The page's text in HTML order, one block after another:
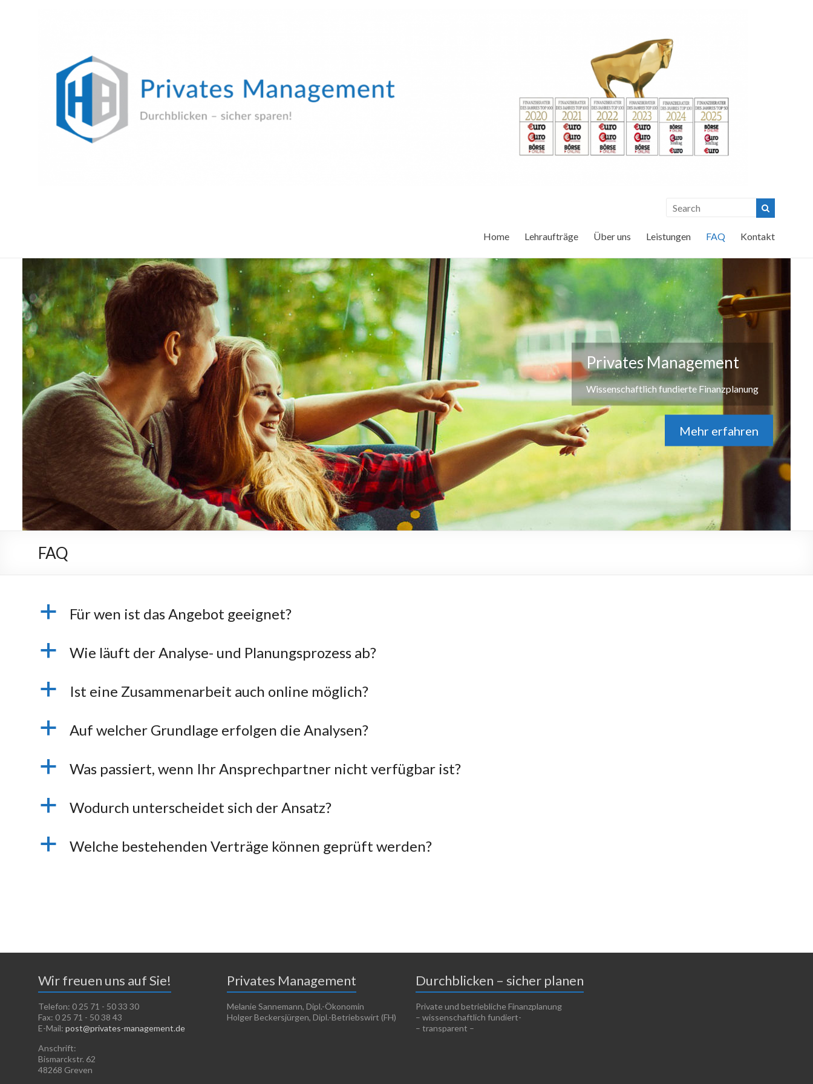
Home Lehraufträge Über uns Leistungen FAQ Kontakt
Privates Management
Wissenschaftlich fundierte Finanzplanung
Mehr erfahren
FAQ
a Für wen ist das Angebot geeignet?
a Wie läuft der Analyse- und Planungsprozess ab?
a Ist eine Zusammenarbeit auch online möglich?
a Auf welcher Grundlage erfolgen die Analysen?
a Was passiert, wenn Ihr Ansprechpartner nicht verfügbar ist?
a Wodurch unterscheidet sich der Ansatz?
a Welche bestehenden Verträge können geprüft werden?
Wir freuen uns auf Sie!
Telefon: 0 25 71 - 50 33 30
Fax: 0 25 71 - 50 38 43
E-Mail: post@privates-management.de
Anschrift:
Bismarckstr. 62
48268 Greven
Privates Management
Melanie Sannemann, Dipl.-Ökonomin
Holger Beckersjürgen, Dipl.-Betriebswirt (FH)
Durchblicken – sicher planen
Private und betriebliche Finanzplanung
– wissenschaftlich fundiert-
– transparent –